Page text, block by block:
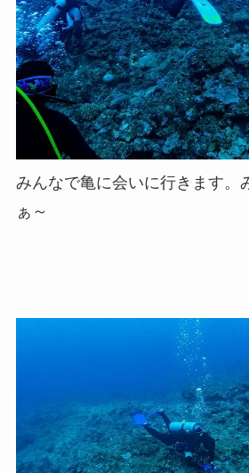
みんなで亀に会いに行きます。
ぁ～